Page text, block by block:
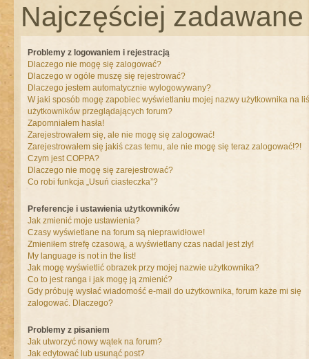
Najczęściej
Problemy z logowaniem i rejestracją
Dlaczego nie mogę się zalogować?
Dlaczego w ogóle muszę się rejestrować?
Dlaczego jestem automatycznie wylogowywany?
W jaki sposób mogę zapobiec wyświetlaniu mojej nazwy użytkownika na
użytkowników przeglądających forum?
Zapomniałem hasła!
Zarejestrowałem się, ale nie mogę się zalogować!
Zarejestrowałem się jakiś czas temu, ale nie mogę się teraz zalogować!?!
Czym jest COPPA?
Dlaczego nie mogę się zarejestrować?
Co robi funkcja „Usuń ciasteczka”?
Preferencje i ustawienia użytkowników
Jak zmienić moje ustawienia?
Czasy wyświetlane na forum są nieprawidłowe!
Zmieniłem strefę czasową, a wyświetlany czas nadal jest zły!
My language is not in the list!
Jak mogę wyświetlić obrazek przy mojej nazwie użytkownika?
Co to jest ranga i jak mogę ją zmienić?
Gdy próbuję wysłać wiadomość e-mail do użytkownika, forum każe mi się
zalogować. Dlaczego?
Problemy z pisaniem
Jak utworzyć nowy wątek na forum?
Jak edytować lub usunąć post?